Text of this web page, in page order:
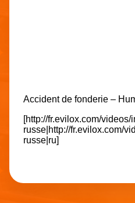
Accident de fonderie –
[http://fr.evilox.com/
russe|http://fr.evilox.com/
russe|ru]